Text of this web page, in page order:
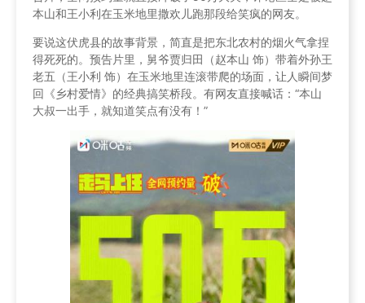
本山和王小利在玉米地里撒欢儿跑那段给笑疯的网友。
要说这伏虎县的故事背景，简直是把东北农村的烟火气拿捏
得死死的。预告片里，舅爷贾归田（赵本山 饰）带着外孙王
老五（王小利 饰）在玉米地里连滚带爬的场面，让人瞬间梦
回《乡村爱情》的经典搞笑桥段。有网友直接喊话：“本山
大叔一出手，就知道笑点有没有！”